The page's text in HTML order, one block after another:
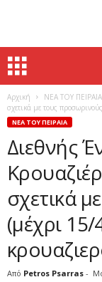
Αρχική ΝΕΑ ΤΟΥ ΠΕΙΡΑΙΑ
σχετικά με τους
ΝΕΑ ΤΟΥ ΠΕΙΡΑΙΑ
Διεθνής
σχετικά
(μέχρι
Από Petros Psarras -